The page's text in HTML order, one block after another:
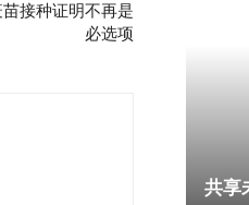
接种证明不再是
必选项
共享